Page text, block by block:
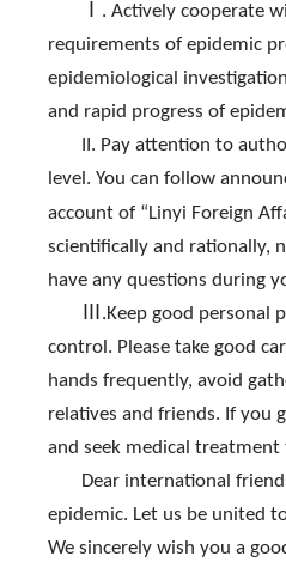
Ⅰ. Actively cooperate
requirements of epidemic
epidemiological
and rapid progress of
II. Pay attention to
level. You can follow
account of “Linyi Foreign
scientifically and rationally,
have any questions during
Ⅲ.Keep good personal
control. Please take good
hands frequently, avoid
relatives and friends. If you
and seek medical
Dear international
epidemic. Let us be united
We sincerely wish you a